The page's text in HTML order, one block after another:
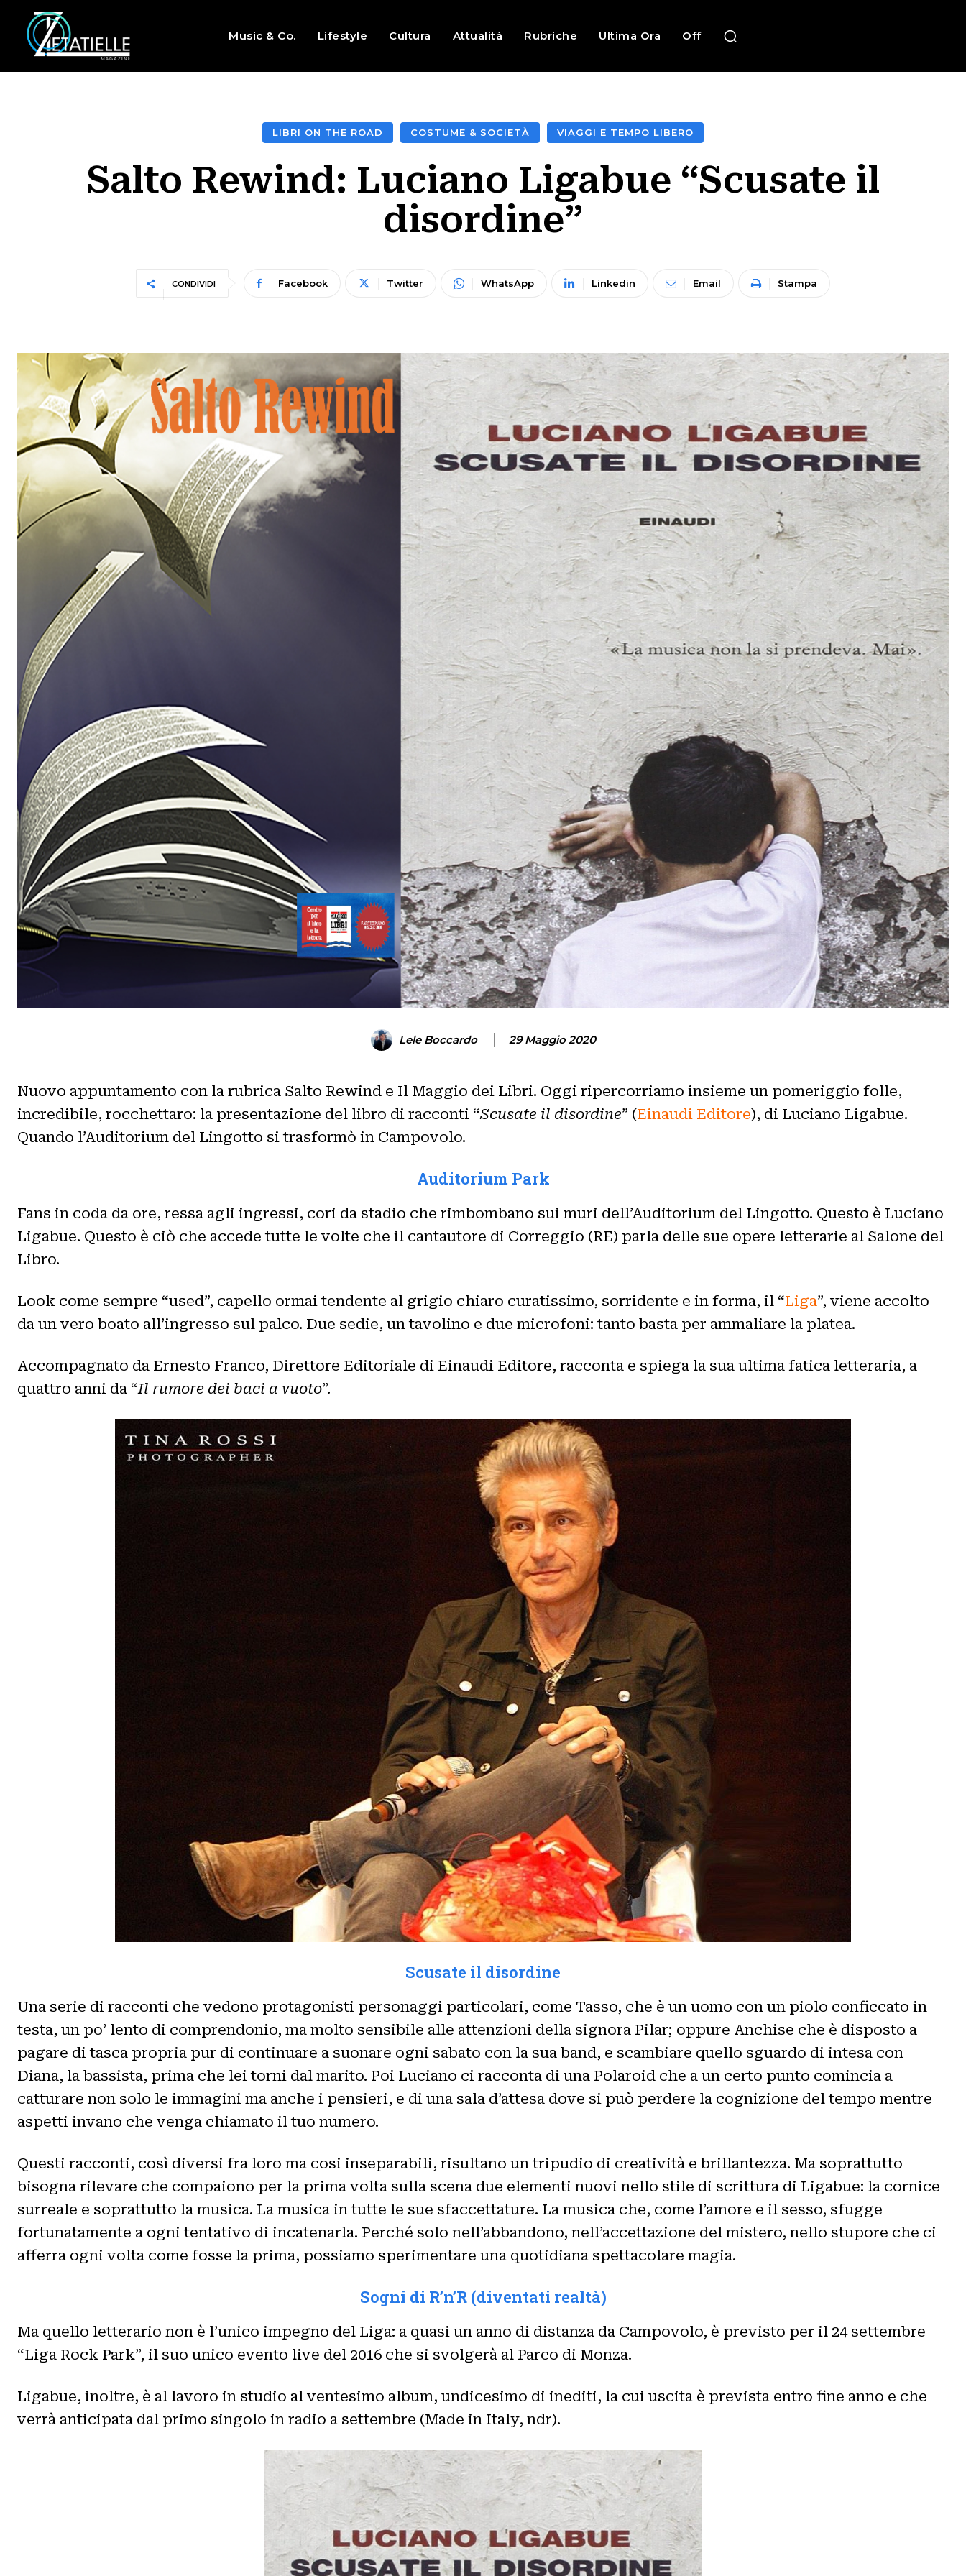
Music & Co. Lifestyle Cultura Attualità Rubriche Ultima Ora Off
LIBRI ON THE ROAD COSTUME & SOCIETÀ VIAGGI E TEMPO LIBERO
Salto Rewind: Luciano Ligabue “Scusate il
disordine”
CONDIVIDI Facebook Twitter WhatsApp Linkedin Email Stampa
Lele Boccardo 29 Maggio 2020
Nuovo appuntamento con la rubrica Salto Rewind e Il Maggio dei Libri. Oggi ripercorriamo insieme un pomeriggio folle,
incredibile, rocchettaro: la presentazione del libro di racconti “Scusate il disordine” (Einaudi Editore), di Luciano Ligabue.
Quando l’Auditorium del Lingotto si trasformò in Campovolo.
Auditorium Park
Fans in coda da ore, ressa agli ingressi, cori da stadio che rimbombano sui muri dell’Auditorium del Lingotto. Questo è Luciano
Ligabue. Questo è ciò che accede tutte le volte che il cantautore di Correggio (RE) parla delle sue opere letterarie al Salone del
Libro.
Look come sempre “used”, capello ormai tendente al grigio chiaro curatissimo, sorridente e in forma, il “Liga”, viene accolto
da un vero boato all’ingresso sul palco. Due sedie, un tavolino e due microfoni: tanto basta per ammaliare la platea.
Accompagnato da Ernesto Franco, Direttore Editoriale di Einaudi Editore, racconta e spiega la sua ultima fatica letteraria, a
quattro anni da “Il rumore dei baci a vuoto”.
Scusate il disordine
Una serie di racconti che vedono protagonisti personaggi particolari, come Tasso, che è un uomo con un piolo conficcato in
testa, un po’ lento di comprendonio, ma molto sensibile alle attenzioni della signora Pilar; oppure Anchise che è disposto a
pagare di tasca propria pur di continuare a suonare ogni sabato con la sua band, e scambiare quello sguardo di intesa con
Diana, la bassista, prima che lei torni dal marito. Poi Luciano ci racconta di una Polaroid che a un certo punto comincia a
catturare non solo le immagini ma anche i pensieri, e di una sala d’attesa dove si può perdere la cognizione del tempo mentre
aspetti invano che venga chiamato il tuo numero.
Questi racconti, così diversi fra loro ma cosi inseparabili, risultano un tripudio di creatività e brillantezza. Ma soprattutto
bisogna rilevare che compaiono per la prima volta sulla scena due elementi nuovi nello stile di scrittura di Ligabue: la cornice
surreale e soprattutto la musica. La musica in tutte le sue sfaccettature. La musica che, come l’amore e il sesso, sfugge
fortunatamente a ogni tentativo di incatenarla. Perché solo nell’abbandono, nell’accettazione del mistero, nello stupore che ci
afferra ogni volta come fosse la prima, possiamo sperimentare una quotidiana spettacolare magia.
Sogni di R’n’R (diventati realtà)
Ma quello letterario non è l’unico impegno del Liga: a quasi un anno di distanza da Campovolo, è previsto per il 24 settembre
“Liga Rock Park”, il suo unico evento live del 2016 che si svolgerà al Parco di Monza.
Ligabue, inoltre, è al lavoro in studio al ventesimo album, undicesimo di inediti, la cui uscita è prevista entro fine anno e che
verrà anticipata dal primo singolo in radio a settembre (Made in Italy, ndr).